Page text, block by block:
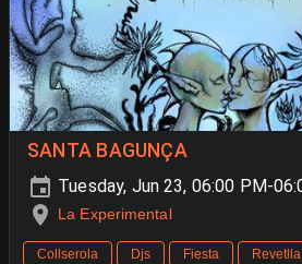
SANTA BAGUNÇA
Tuesday, Jun 23, 06:00 PM-
La Experimental
Collserola Djs Fiesta Revetlla